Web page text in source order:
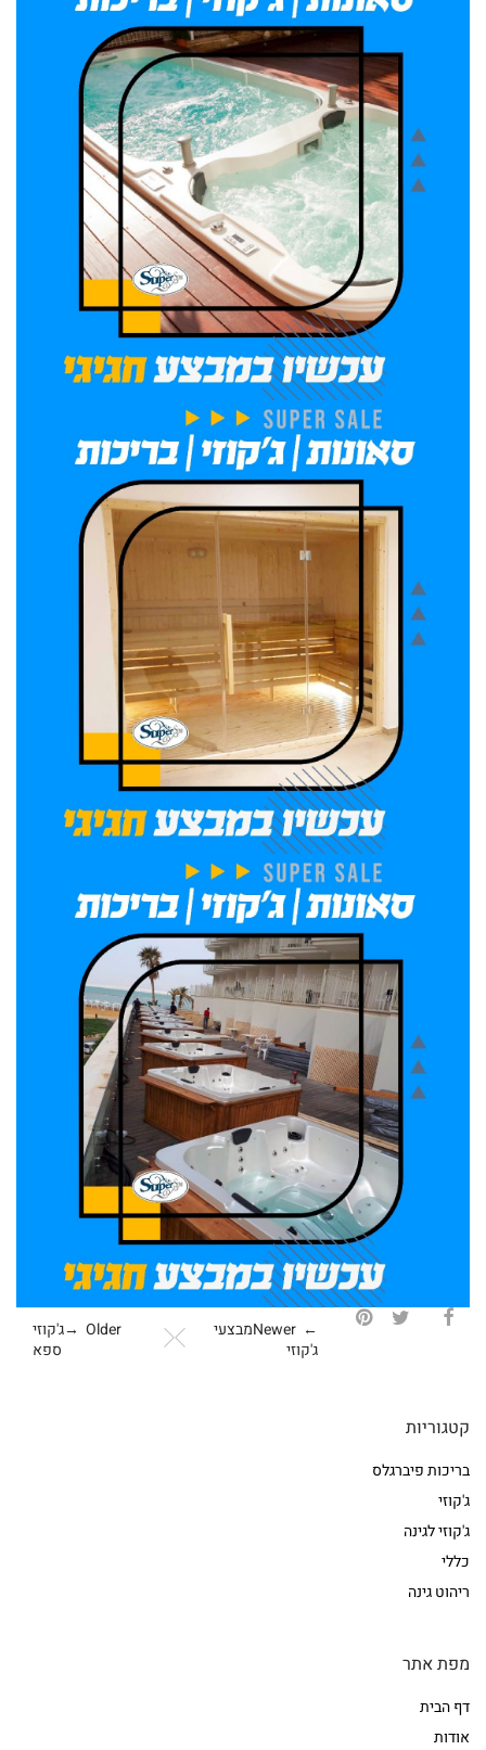
← Newer
מבצעי
ג'קוזי
Older →
ג'קוזי
ספא
קטגוריות
בריכות פיברגלס
ג'קוזי
ג'קוזי לגינה
כללי
ריהוט גינה
מפת אתר
דף הבית
אודות